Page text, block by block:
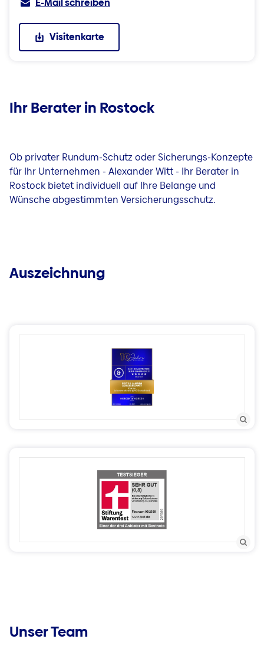
Visitenkarte
Ihr Berater in Rostock
Ob privater Rundum-Schutz oder Sicherungs-Konzepte
für Ihr Unternehmen - Alexander Witt - Ihr Berater in
Rostock bietet individuell auf Ihre Belange und
Wünsche abgestimmten Versicherungsschutz.
Auszeichnung
Unser Team